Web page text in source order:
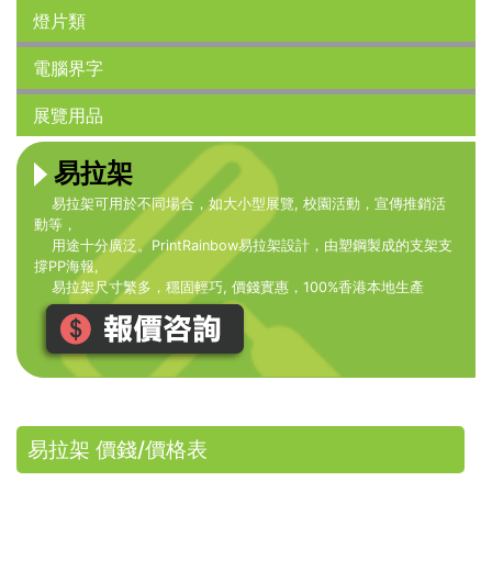
燈片類
電腦界字
展覽用品
易拉架
易拉架可用於不同場合，如大小型展覽, 校園活動，宣傳推銷活
動等，
用途十分廣泛。PrintRainbow易拉架設計，由塑鋼製成的支架支
撐PP海報,
易拉架尺寸繁多，穩固輕巧, 價錢實惠，100%香港本地生產
易拉架 價錢/價格表